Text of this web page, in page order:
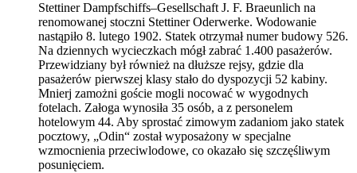
Stettiner Dampfschiffs–Gesellschaft J. F. Braeunlich na
renomowanej stoczni Stettiner Oderwerke. Wodowanie
nastąpiło 8. lutego 1902. Statek otrzymał numer budowy 526.
Na dziennych wycieczkach mógł zabrać 1.400 pasażerów.
Przewidziany był również na dłuższe rejsy, gdzie dla
pasażerów pierwszej klasy stało do dyspozycji 52 kabiny.
Mnierj zamożni goście mogli nocować w wygodnych
fotelach. Załoga wynosiła 35 osób, a z personelem
hotelowym 44. Aby sprostać zimowym zadaniom jako statek
pocztowy, „Odin“ został wyposażony w specjalne
wzmocnienia przeciwlodowe, co okazało się szczęśliwym
posunięciem.